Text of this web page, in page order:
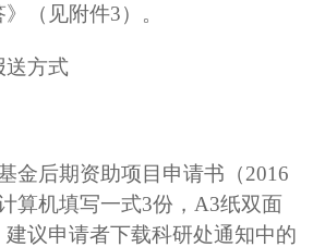
（见附件3）。
送方式
金后期资助项目申请书（2016
算机填写一式3份，A3纸双面
建议申请者下载科研处通知中的